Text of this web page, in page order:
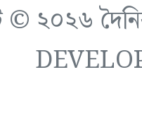
© ২০২৬